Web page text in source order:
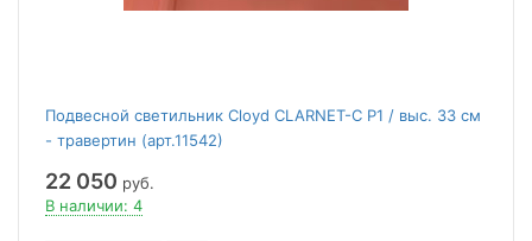
Подвесной светильник Cloyd CLARNET-C P1 / выс. 33 см
- травертин (арт.11542)
22 050 руб.
В наличии: 4